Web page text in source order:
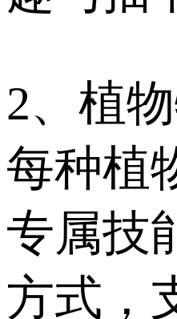
2、植
每种植
专属技
方式，